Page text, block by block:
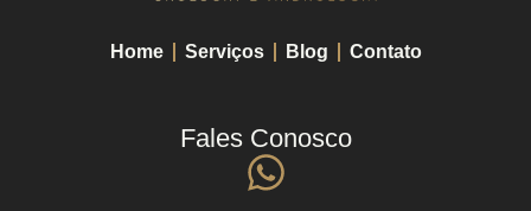
Home Serviços Blog Contato
Fales Conosco